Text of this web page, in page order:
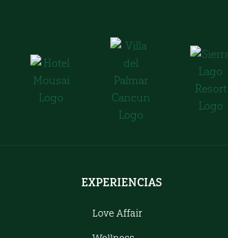
EXPERIENCIAS
Love Affair